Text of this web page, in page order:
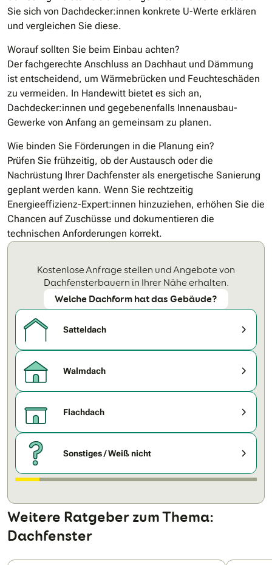
Sie sich von Dachdecker:innen konkrete U-Werte erklären
und vergleichen Sie diese.
Worauf sollten Sie beim Einbau achten?
Der fachgerechte Anschluss an Dachhaut und Dämmung
ist entscheidend, um Wärmebrücken und Feuchteschäden
zu vermeiden. In Handewitt bietet es sich an,
Dachdecker:innen und gegebenenfalls Innenausbau-
Gewerke von Anfang an gemeinsam zu planen.
Wie binden Sie Förderungen in die Planung ein?
Prüfen Sie frühzeitig, ob der Austausch oder die
Nachrüstung Ihrer Dachfenster als energetische Sanierung
geplant werden kann. Wenn Sie rechtzeitig
Energieeffizienz-Expert:innen hinzuziehen, erhöhen Sie die
Chancen auf Zuschüsse und dokumentieren die
technischen Anforderungen korrekt.
Kostenlose Anfrage stellen und Angebote von
Dachfensterbauern in Ihrer Nähe erhalten.
Welche Dachform hat das Gebäude?
Satteldach
Walmdach
Flachdach
Sonstiges / Weiß nicht
Weitere Ratgeber zum Thema:
Dachfenster